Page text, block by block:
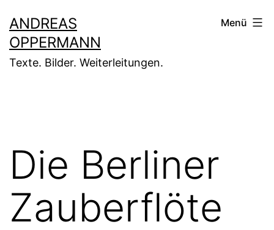
Inhalt
springen
ANDREAS
OPPERMANN
Texte. Bilder. Weiterleitungen.
Menü
Die Berliner
Zauberflöte